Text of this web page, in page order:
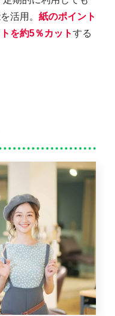
活用。 紙のポイント
を約5％カットする